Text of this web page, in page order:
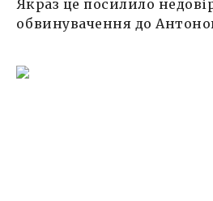
Якраз це посилило
обвинувачення до